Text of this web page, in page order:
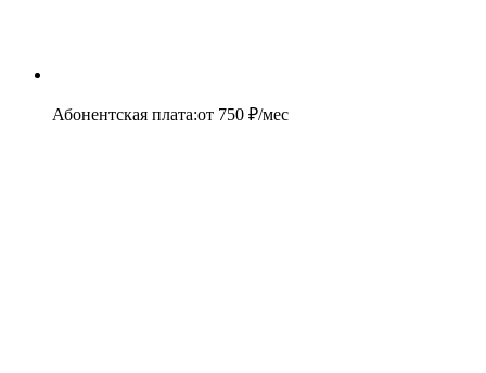
Абонентская плата:от 750 ₽/мес